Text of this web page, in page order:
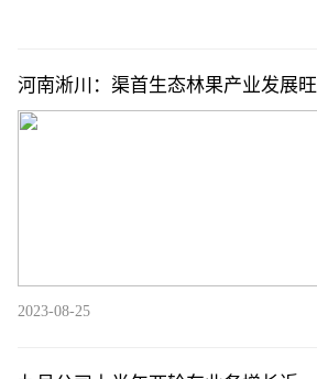
河南淅川：渠首生态林果产业发展旺
2023-08-25